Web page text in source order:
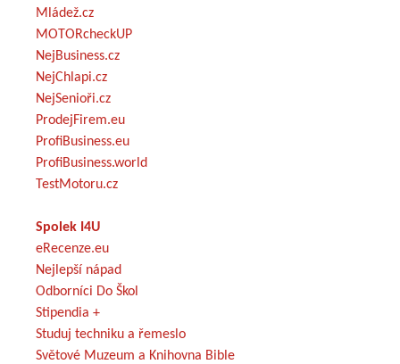
Mládež.cz
MOTORcheckUP
NejBusiness.cz
NejChlapi.cz
NejSenioři.cz
ProdejFirem.eu
ProfiBusiness.eu
ProfiBusiness.world
TestMotoru.cz
Spolek I4U
eRecenze.eu
Nejlepší nápad
Odborníci Do Škol
Stipendia +
Studuj techniku a řemeslo
Světové Muzeum a Knihovna Bible